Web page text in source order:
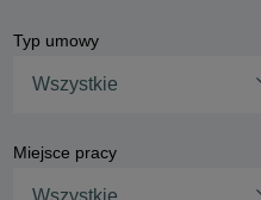
Typ umowy
Wszystkie
Miejsce pracy
Wszystkie